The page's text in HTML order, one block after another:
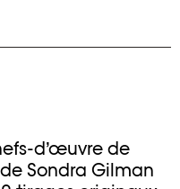
d’œuvre de
Sondra Gilman